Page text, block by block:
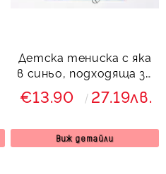
Детска тениска с яка
в синьо, подходяща за
момче или момиче и за
ученическа униформа
€13.90 27.19лв.
Виж детайли